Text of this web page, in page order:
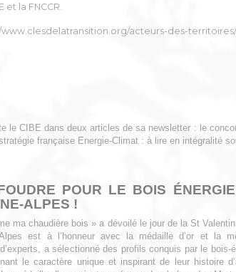
et la FNCCR.
www.clesdelatransition.org/acteurs-des-
le CIBE dans deux articles de sa newsletter : le
française Energie-Climat : à lire en intégralité
POUR LE BOIS
ALPES !
ma chaudière bois » a dévoilé le jour de la St
Alpes est à l’honneur avec la médaille d’or et la
a sélectionné des profils conquis par le bois-
le caractère unique et inspirant de leur histoire